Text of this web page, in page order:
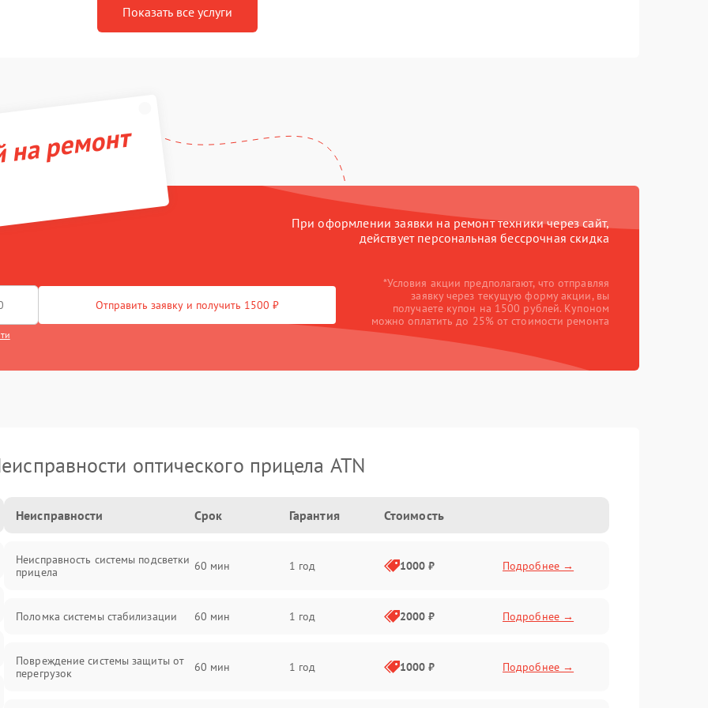
Показать все услуги
ремонт
При оформлении заявки на ремонт техники через сайт,
действует персональная бессрочная скидка
Отправить заявку и получить 1500 ₽
*Условия акции предполагают, что отправляя
заявку через текущую форму акции, вы
получаете купон на 1500 рублей. Купоном
можно оплатить до 25% от стоимости ремонта
оптического прицела ATN
Неисправности Срок Гарантия Стоимость
Неисправность системы подсветки
прицела
60 мин 1 год 1000 ₽ Подробнее →
Поломка системы стабилизации 60 мин 1 год 2000 ₽ Подробнее →
Повреждение системы защиты от
перегрузок
60 мин 1 год 1000 ₽ Подробнее →